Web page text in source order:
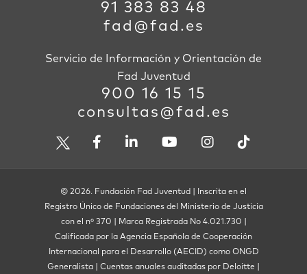
91 383 83 48
fad@fad.es
Servicio de Información y Orientación de
Fad Juventud
900 16 15 15
consultas@fad.es
© 2026. Fundación Fad Juventud | Inscrita en el
Registro Único de Fundaciones del Ministerio de Justicia
con el nº 370 | Marca Registrada No 4.021.730 |
Calificada por la Agencia Española de Cooperación
Internacional para el Desarrollo (AECID) como ONGD
Generalista | Cuentas anuales auditadas por Deloitte |